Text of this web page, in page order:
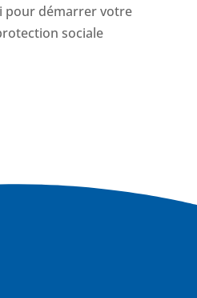
pour démarrer votre
sociale